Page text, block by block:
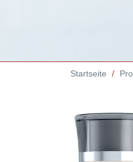
Startseite